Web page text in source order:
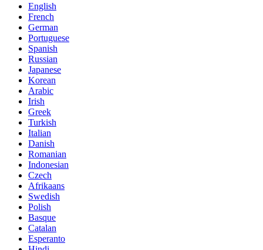
English
French
German
Portuguese
Spanish
Russian
Japanese
Korean
Arabic
Irish
Greek
Turkish
Italian
Danish
Romanian
Indonesian
Czech
Afrikaans
Swedish
Polish
Basque
Catalan
Esperanto